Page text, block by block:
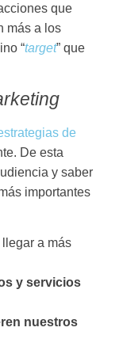
que
más a los
“target” que
de
De esta
y saber
importantes
llegar a más
y servicios
nuestros